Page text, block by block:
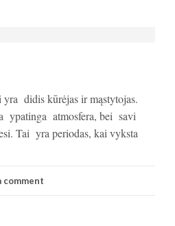
didis kūrėjas ir mąstytojas.
ypatinga atmosfera, bei savi
Tai yra periodas, kai vyksta
comment